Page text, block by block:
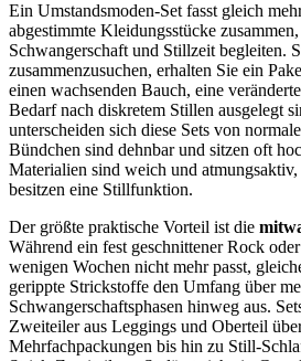
Ein Umstandsmoden-Set fasst gleich
abgestimmte Kleidungsstücke
Schwangerschaft und Stillzeit begleiten.
zusammenzusuchen, erhalten Sie ein
einen wachsenden Bauch, eine
Bedarf nach diskretem Stillen ausgelegt
unterscheiden sich diese Sets von
Bündchen sind dehnbar und sitzen oft
Materialien sind weich und
besitzen eine Stillfunktion.
Der größte praktische Vorteil ist die
Während ein fest geschnittener Rock
wenigen Wochen nicht mehr passt,
gerippte Strickstoffe den Umfang über
Schwangerschaftsphasen hinweg aus.
Zweiteiler aus Leggings und Oberteil
Mehrfachpackungen bis hin zu Still-